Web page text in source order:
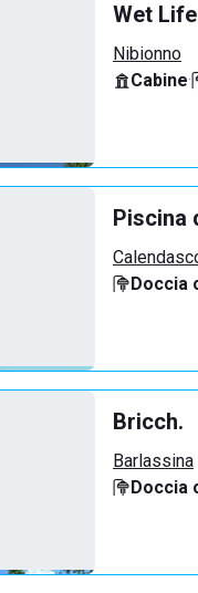
Wet
Nibionno
Cabine·
Piscina
Doccia
Bricch.
Barlassina
Doccia